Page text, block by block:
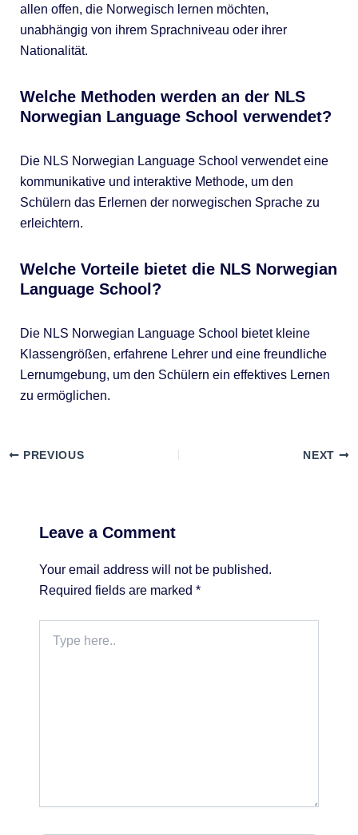
allen offen, die Norwegisch lernen möchten,
unabhängig von ihrem Sprachniveau oder ihrer
Nationalität.
Welche Methoden werden an der NLS
Norwegian Language School verwendet?
Die NLS Norwegian Language School verwendet eine
kommunikative und interaktive Methode, um den
Schülern das Erlernen der norwegischen Sprache zu
erleichtern.
Welche Vorteile bietet die NLS Norwegian
Language School?
Die NLS Norwegian Language School bietet kleine
Klassengrößen, erfahrene Lehrer und eine freundliche
Lernumgebung, um den Schülern ein effektives Lernen
zu ermöglichen.
PREVIOUS NEXT
Leave a Comment
Your email address will not be published.
Required fields are marked *
here..